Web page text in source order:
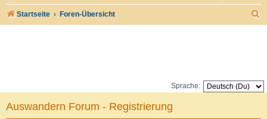
Startseite Foren-Übersicht
Sprache:
Auswandern Forum - Registrierung